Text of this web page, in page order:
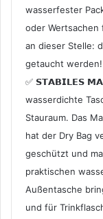
wasserfester
oder
an dieser Stelle:
getaucht werden!
✅ 𝗦𝗧𝗔𝗕𝗜𝗟𝗘𝗦
wasserdichte
Stauraum. Das
hat der Dry Bag
geschützt und
praktischen
Außentasche
und für